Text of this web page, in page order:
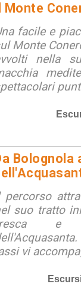
Monte
facile e
Monte
nella
Bolognola
percorso
suo tratto
e
vi